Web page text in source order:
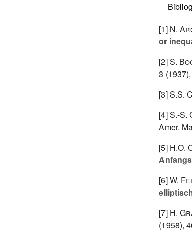
[1] N.
or
[2]S.
3
[3]S.S.
[4]S.-S.
Amer.
[5] H.O.
[6]W.
[7] H.
(1958),